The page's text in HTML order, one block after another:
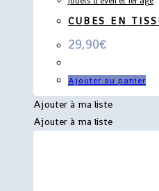
CUBES EN
29,90€
Ajouter au panier
Ajouter à ma liste
Ajouter à ma liste